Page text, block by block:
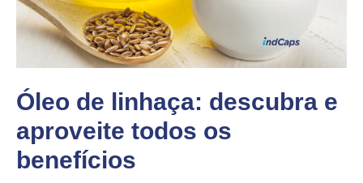
Óleo de linhaça: descubra e
aproveite todos os
benefícios